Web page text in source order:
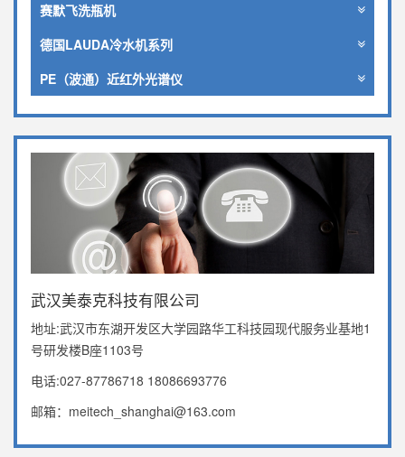
赛默飞洗瓶机
德国LAUDA冷水机系列
PE（波通）近红外光谱仪
武汉美泰克科技有限公司
地址:武汉市东湖开发区大学园路华工科技园现代服务业基地1
号研发楼B座1103号
电话:027-87786718 18086693776
邮箱：meitech_shanghai@163.com